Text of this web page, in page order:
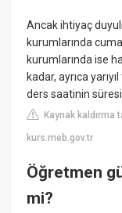
Ancak ihtiyaç
kurumlarında
kurumlarında ise
kadar, ayrıca
ders saatinin süresi
Kaynak kaldırma
kurs.meb.gov.tr
Öğretmen
mi?